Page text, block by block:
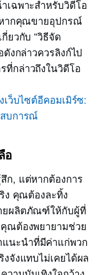
เฉพาะสำหรับวิดีโอ
หากคุณขายอุปกรณ์
กี่ยวกับ "วิธีจัด
งกล่าวควรลิงก์ไป
กล่าวถึงในวิดีโอ
เว็บไซต์อีคอมเมิร์ซ:
บการณ์
อ
ก, แต่หากต้องการ
ง คุณต้องละทิ้ง
ยผลิตภัณฑ์ให้กับผู้ที่
ณต้องพยายามช่วย
แนะนำที่มีค่าแก่พวก
จังแทบไม่เคยได้ผล